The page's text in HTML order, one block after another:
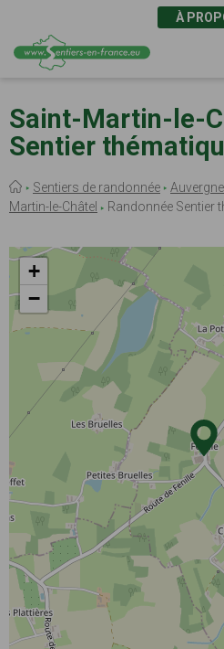
au
contenu
principal
À
Saint-Martin-le-
Sentier
Fil
d'Ariane
Sentiers de randonnée
Martin-le-Châtel
Randonnée Sentier
+
−